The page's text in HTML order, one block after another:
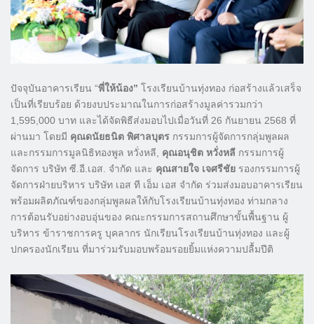
ปัจจุบันอาคารเรียน “พี่ให้น้อง” โรงเรียนบ้านทุ่งทอง ก่อสร้างแล้วเสร็จ
เป็นที่เรียบร้อย ด้วยงบประมาณในการก่อสร้างมูลค่ารวมกว่า
1,595,000 บาท และได้จัดพิธีส่งมอบไปเมื่อวันที่ 26 กันยายน 2568 ที่
ผ่านมา โดยมี คุณดนัยธนิต พิศาลบุตร กรรมการผู้จัดการกลุ่มพูลผล
และกรรมการมูลนิธิทองพูล หวั่งหลี, คุณอนุชิต หวั่งหลี กรรมการผู้
จัดการ บริษัท ซี.อี.เอส. จำกัด และ คุณสายใจ เจศรีชัย รองกรรมการผู้
จัดการฝ่ายบริหาร บริษัท เอส ที เอ็ม เอส จำกัด ร่วมส่งมอบอาคารเรียน
พร้อมผลิตภัณฑ์ของกลุ่มพูลผลให้กับโรงเรียนบ้านทุ่งทอง ท่ามกลาง
การต้อนรับอย่างอบอุ่นของ คณะกรรมการสถานศึกษาขั้นพื้นฐาน ผู้
บริหาร ข้าราชการครู บุคลากร นักเรียนโรงเรียนบ้านทุ่งทอง และผู้
ปกครองนักเรียน ที่มาร่วมรับมอบพร้อมรอยยิ้มแห่งความปลื้มปีติ